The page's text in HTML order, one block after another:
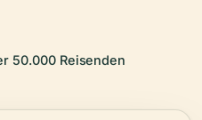
50.000 Reisenden